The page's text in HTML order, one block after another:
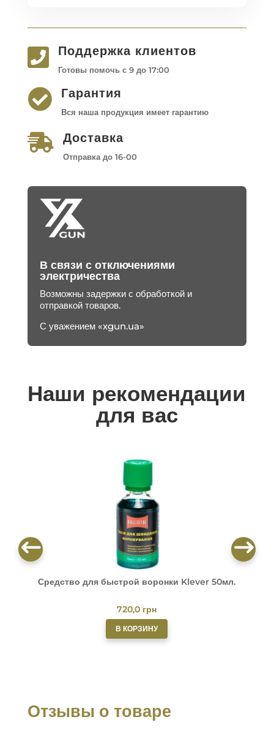
 Поддержка клиентов
Готовы помочь с 9 до 17:00
 Гарантия
Вся наша продукция имеет гарантию
 Доставка
Отправка до 16-00
В связи с отключениями
электричества
Возможны задержки с обработкой и
отправкой товаров.
С уважением «xgun.ua»
Наши рекомендации
для вас
Средство для быстрой воронки Klever 50мл.
720,0 грн
В КОРЗИНУ
Отзывы о товаре